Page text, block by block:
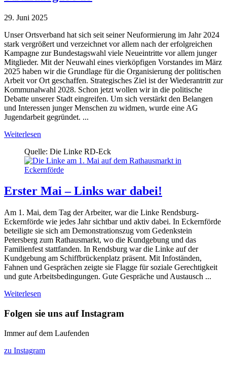
29. Juni 2025
Unser Ortsverband hat sich seit seiner Neuformierung im Jahr 2024
stark vergrößert und verzeichnet vor allem nach der erfolgreichen
Kampagne zur Bundestagswahl viele Neueintritte vor allem junger
Mitglieder. Mit der Neuwahl eines vierköpfigen Vorstandes im März
2025 haben wir die Grundlage für die Organisierung der politischen
Arbeit vor Ort geschaffen. Strategisches Ziel ist der Wiederantritt zur
Kommunalwahl 2028. Schon jetzt wollen wir in die politische
Debatte unserer Stadt eingreifen. Um sich verstärkt den Belangen
und Interessen junger Menschen zu widmen, wurde eine AG
Jugendarbeit gegründet. ...
Weiterlesen
Quelle: Die Linke RD-Eck
Erster Mai – Links war dabei!
Am 1. Mai, dem Tag der Arbeiter, war die Linke Rendsburg-
Eckernförde wie jedes Jahr sichtbar und aktiv dabei. In Eckernförde
beteiligte sie sich am Demonstrationszug vom Gedenkstein
Petersberg zum Rathausmarkt, wo die Kundgebung und das
Familienfest stattfanden. In Rendsburg war die Linke auf der
Kundgebung am Schiffbrückenplatz präsent. Mit Infoständen,
Fahnen und Gesprächen zeigte sie Flagge für soziale Gerechtigkeit
und gute Arbeitsbedingungen. Gute Gespräche und Austausch ...
Weiterlesen
Folgen sie uns auf Instagram
Immer auf dem Laufenden
zu Instagram